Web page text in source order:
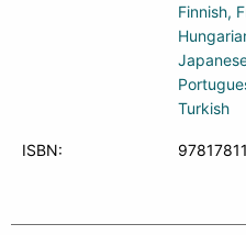
Finnish
Turkish
ISBN: